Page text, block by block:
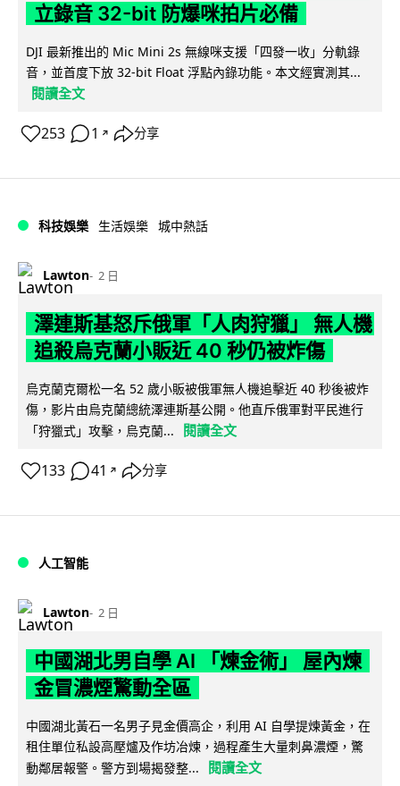
立錄音 32-bit 防爆咪拍片必備
DJI 最新推出的 Mic Mini 2s 無線咪支援「四發一收」分軌錄
音，並首度下放 32-bit Float 浮點內錄功能。本文經實測其...
閱讀全文
253 1 ↗ 分享
科技娛樂 生活娛樂 城中熱話
Lawton 2 日
澤連斯基怒斥俄軍「人肉狩獵」 無人機
追殺烏克蘭小販近 40 秒仍被炸傷
烏克蘭克爾松一名 52 歲小販被俄軍無人機追擊近 40 秒後被炸
傷，影片由烏克蘭總統澤連斯基公開。他直斥俄軍對平民進行
「狩獵式」攻擊，烏克蘭...
閱讀全文
133 41 ↗ 分享
人工智能
Lawton 2 日
中國湖北男自學 AI 「煉金術」 屋內煉
金冒濃煙驚動全區
中國湖北黃石一名男子見金價高企，利用 AI 自學提煉黃金，在
租住單位私設高壓爐及作坊冶煉，過程產生大量刺鼻濃煙，驚
動鄰居報警。警方到場揭發整...
閱讀全文